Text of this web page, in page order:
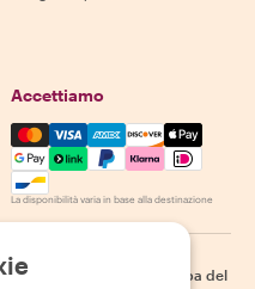
Accettiamo
Mastercard, Visa, Amex,
La disponibilità varia in base alla destinazione
privacy Mappa del